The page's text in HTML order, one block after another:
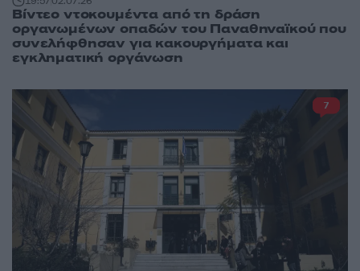
Βίντεο ντοκουμέντα από τη δράση
οργανωμένων οπαδών του Παναθηναϊκού που
συνελήφθησαν για κακουργήματα και
εγκληματική οργάνωση
7